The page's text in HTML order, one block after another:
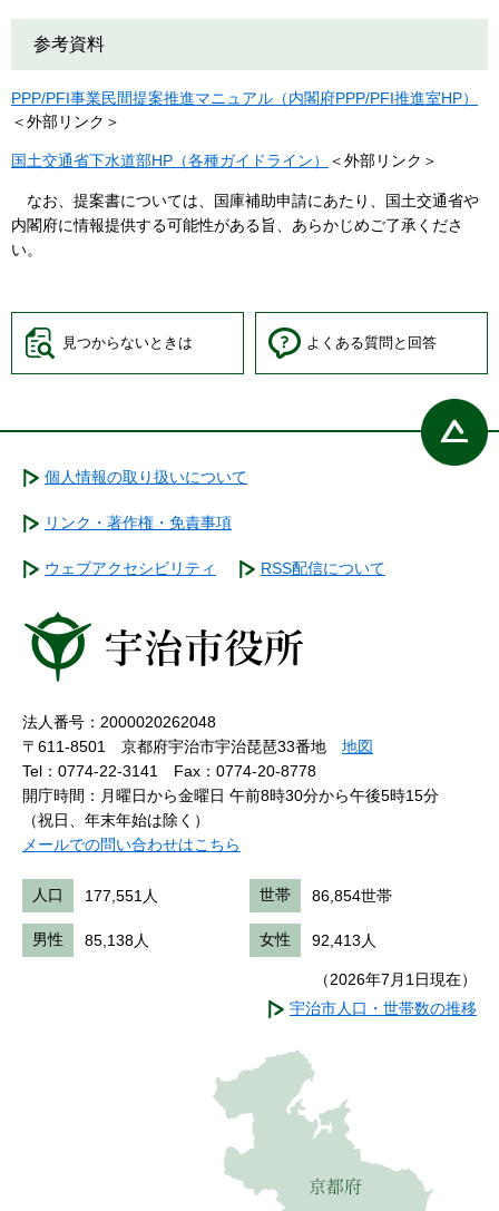
参考資料
PPP/PFI事業民間提案推進マニュアル（内閣府PPP/PFI推進室HP）
＜外部リンク＞
国土交通省下水道部HP（各種ガイドライン） ＜外部リンク＞
なお、提案書については、国庫補助申請にあたり、国土交通省や
内閣府に情報提供する可能性がある旨、あらかじめご了承くださ
い。
見つからないときは よくある質問と回答
個人情報の取り扱いについて
リンク・著作権・免責事項
ウェブアクセシビリティ RSS配信について
法人番号：2000020262048
〒611-8501 京都府宇治市宇治琵琶33番地 地図
Tel：0774-22-3141
Fax：0774-20-8778
開庁時間：月曜日から金曜日 午前8時30分から午後5時15分
（祝日、年末年始は除く）
メールでの問い合わせはこちら
人口 177,551人 世帯 86,854世帯
男性 85,138人 女性 92,413人
（2026年7月1日現在）
宇治市人口・世帯数の推移